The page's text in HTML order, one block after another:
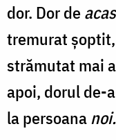
dor. Dor de
tremurat șoptit,
strămutat mai
apoi, dorul de-
la persoananoi.